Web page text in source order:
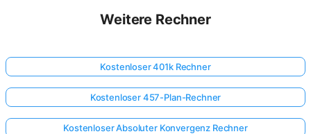
Weitere Rechner
Kostenloser 401k Rechner
Kostenloser 457-Plan-Rechner
Kostenloser Absoluter Konvergenz Rechner